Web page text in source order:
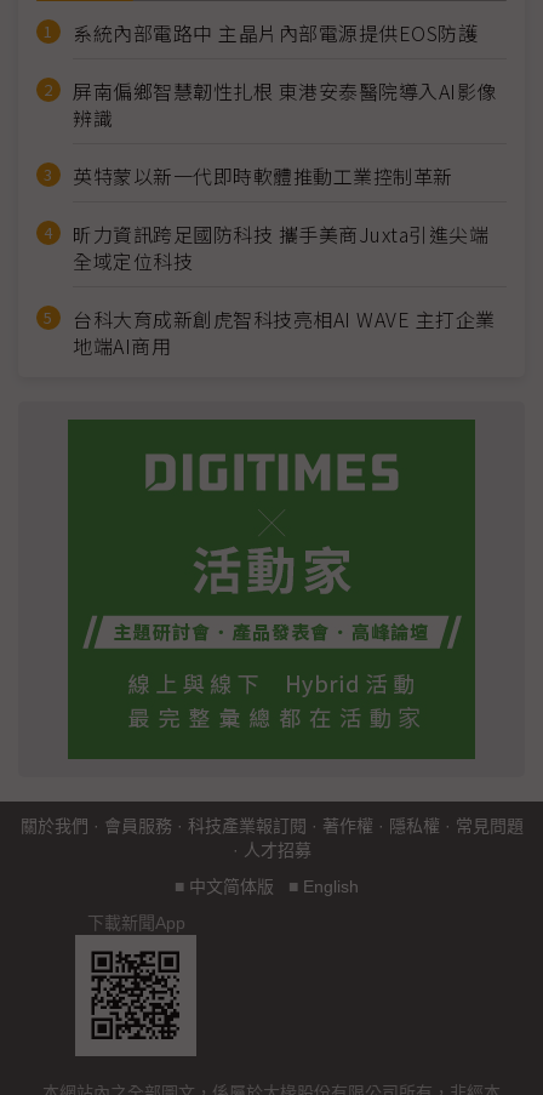
系統內部電路中 主晶片內部電源提供EOS防護
屏南偏鄉智慧韌性扎根 東港安泰醫院導入AI影像
辨識
英特蒙以新一代即時軟體推動工業控制革新
昕力資訊跨足國防科技 攜手美商Juxta引進尖端
全域定位科技
台科大育成新創虎智科技亮相AI WAVE 主打企業
地端AI商用
關於我們 · 會員服務 · 科技產業報訂閱 · 著作權 · 隱私權 · 常見問題
· 人才招募
■ 中文简体版 ■ English
下載新聞App